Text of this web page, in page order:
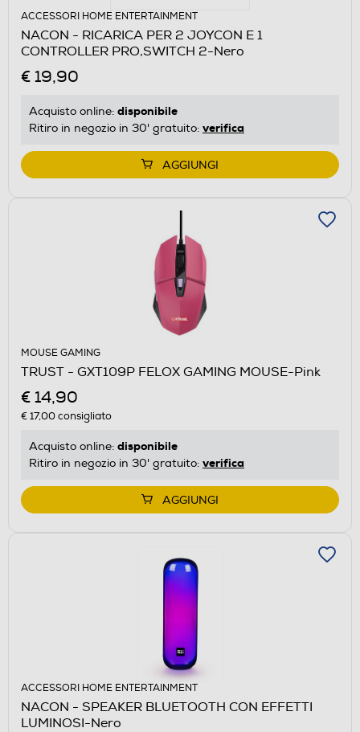
ACCESSORI HOME ENTERTAINMENT
NACON - RICARICA PER 2 JOYCON E 1
CONTROLLER PRO,SWITCH 2-Nero
€ 19,90
Acquisto online: disponibile
Ritiro in negozio in 30' gratuito: verifica
AGGIUNGI
MOUSE GAMING
TRUST - GXT109P FELOX GAMING MOUSE-Pink
€ 14,90
€ 17,00consigliato
Acquisto online: disponibile
Ritiro in negozio in 30' gratuito: verifica
AGGIUNGI
ACCESSORI HOME ENTERTAINMENT
NACON - SPEAKER BLUETOOTH CON EFFETTI
LUMINOSI-Nero